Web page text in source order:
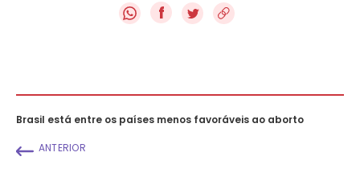
f
Brasil está entre os países menos favoráveis ao aborto
ANTERIOR